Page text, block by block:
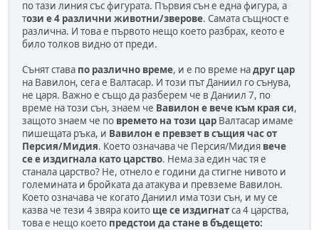
по тази линия със фигурата. Първия сън е една фигура, а
този е 4 различни животни/зверове. Самата същност е
различна. И това е първото нещо което разбрах, кеото е
било толков видно от преди.
Сънят става по различно време, и е по време надруг цар
на Вавилон, сега е Валтасар. И този път Даниил го сънува,
не царя. Важно е също да разберем че в Даниил 7, по
време на този сън, знаем че Вавилон е вече към края си,
защото знаем че по времето на този цар Валтасар имаме
пишещата ръка, и Вавилон е превзет в същия час от
Персия/Мидия. Което означава че Персия/Мидия вече
се е издигнала като царство. Нема за един час тя е
станала царство? Не, отнело е години да стигне нивото и
големината и бройката да атакува и превземе Вавилон.
Което означава че когато Даниил има този сън, и му се
казва че тези 4 звяра които ще се издигнатса 4 царства,
това е нещо което предстои да стане в бъдещето: